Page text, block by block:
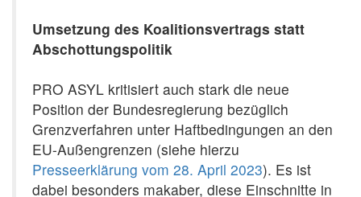
Umsetzung des Koalitionsvertrags statt
Abschottungspolitik
PRO ASYL kritisiert auch stark die neue
Position der Bundesregierung bezüglich
Grenzverfahren unter Haftbedingungen an den
EU-Außengrenzen (siehe hierzu
Presseerklärung vom 28. April 2023). Es ist
dabei besonders makaber, diese Einschnitte in